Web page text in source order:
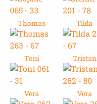
Thomas Tilda
Toni Tristan
Vera Vera